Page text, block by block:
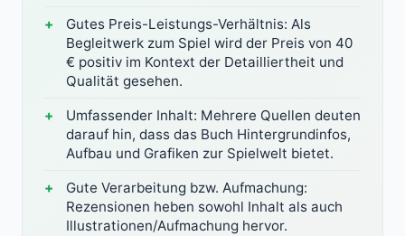
Gutes Preis-Leistungs-Verhältnis: Als
Begleitwerk zum Spiel wird der Preis von 40
€ positiv im Kontext der Detailliertheit und
Qualität gesehen.
Umfassender Inhalt: Mehrere Quellen deuten
darauf hin, dass das Buch Hintergrundinfos,
Aufbau und Grafiken zur Spielwelt bietet.
Gute Verarbeitung bzw. Aufmachung:
Rezensionen heben sowohl Inhalt als auch
Illustrationen/Aufmachung hervor.